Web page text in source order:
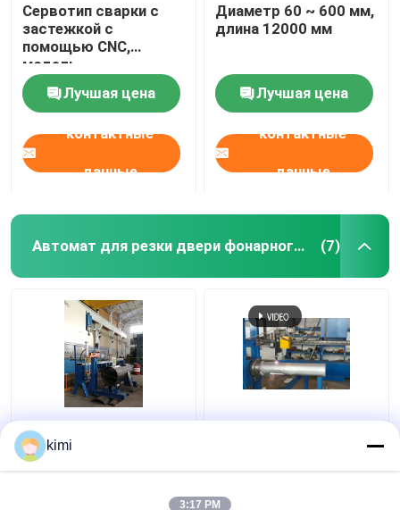
Сервотип сварки с
застежкой с
помощью CNC,
модель
CNCS360/12000
Лучшая цена
контактные
данные
Диаметр 60 ~ 600 мм,
длина 12000 мм
Лучшая цена
контактные
данные
Автомат для резки двери фонарного столба (7)
Автомат для резки
двери фонарного
столба Кнк 2000мм
Алюминиевая
машина
kimi
3:17 PM